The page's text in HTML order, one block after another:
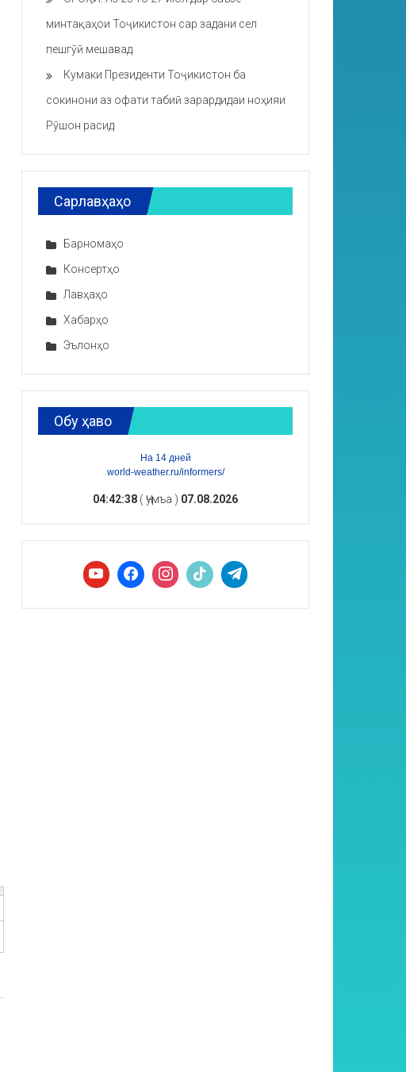
минтақаҳои Тоҷикистон сар задани сел
пешгӯӣ мешавад
Кумаки Президенти Тоҷикистон ба
сокинони аз офати табиӣ зарардидаи ноҳияи
Рӯшон расид
Сарлавҳаҳо
Барномаҳо
Консертҳо
Лавҳаҳо
Хабарҳо
Эълонҳо
Обу ҳаво
На 14 дней
world-weather.ru/informers/
04:42:39 ( Ҷумъа ) 07.08.2026